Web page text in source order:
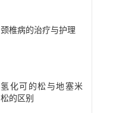
颈椎病的治疗与护理
氢化可的松与地塞米
松的区别